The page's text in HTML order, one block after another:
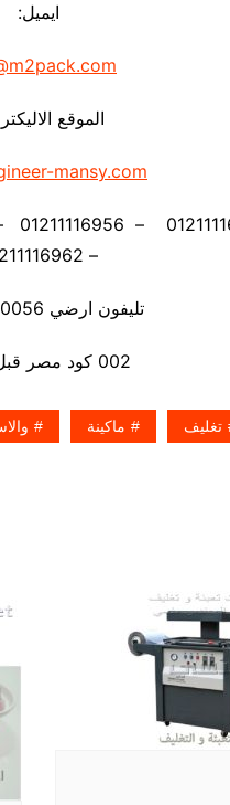
ايميل:
الموقع
mansy.com
– 01211116962
تليفون ارضي 0225880056
002 كود مصر قبل الرقم
تغليف ماكينة